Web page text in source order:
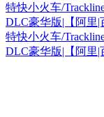
特快小火车/
DLC豪华版|【阿里|
特快小火车/
DLC豪华版|【阿里|